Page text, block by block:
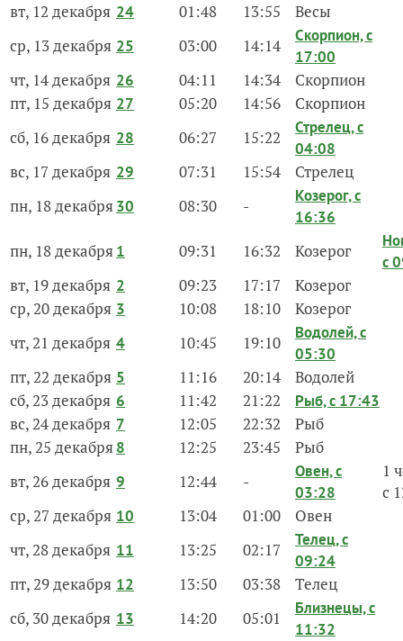
вт, 12 декабря 24 01:48 13:55
Весы
ср, 13 декабря 25 03:00 14:14
Скорпион, с
17:00
чт, 14 декабря 26 04:11 14:34
Скорпион
пт, 15 декабря 27 05:20 14:56
Скорпион
сб, 16 декабря 28 06:27 15:22
Стрелец, с
04:08
вс, 17 декабря 29 07:31 15:54
Стрелец
пн, 18 декабря30 08:30 -
Козерог, с
16:36
пн, 18 декабря1 09:31 16:32 Козерог
с
вт, 19 декабря 2 09:23 17:17
Козерог
ср, 20 декабря 3 10:08 18:10
Козерог
чт, 21 декабря 4 10:45 19:10
Водолей, с
05:30
пт, 22 декабря 5 11:16 20:14
Водолей
сб, 23 декабря 6 11:42 21:22 Рыб, с 17:43
вс, 24 декабря 7 12:05 22:32
Рыб
пн, 25 декабря8 12:25 23:45
Рыб
вт, 26 декабря 9 12:44 -
Овен, с
03:28
1
с
ср, 27 декабря 10 13:04 01:00
Овен
чт, 28 декабря 11 13:25 02:17
Телец, с
09:24
пт, 29 декабря 12 13:50 03:38
Телец
сб, 30 декабря 13 14:20 05:01
Близнецы, с
11:32